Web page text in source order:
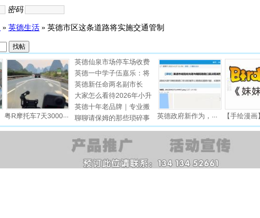
密码
» 英德生活 » 英德市区这条道路将实施交通管制